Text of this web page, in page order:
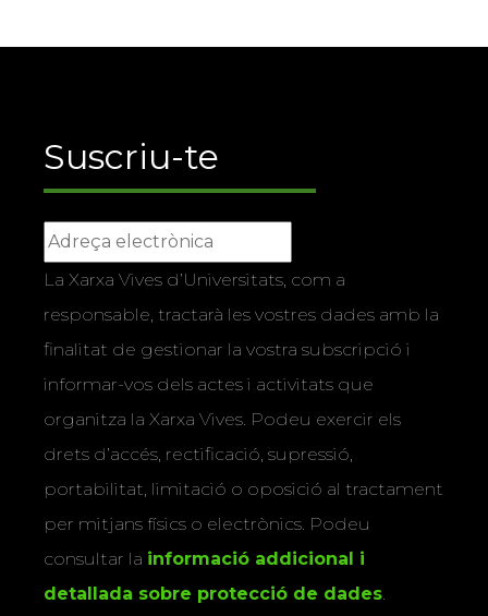
Suscriu-te
La Xarxa Vives d’Universitats, com a
responsable, tractarà les vostres dades amb la
finalitat de gestionar la vostra subscripció i
informar-vos dels actes i activitats que
organitza la Xarxa Vives. Podeu exercir els
drets d’accés, rectificació, supressió,
portabilitat, limitació o oposició al tractament
per mitjans físics o electrònics. Podeu
consultar la informació addicional i
detallada sobre protecció de dades.